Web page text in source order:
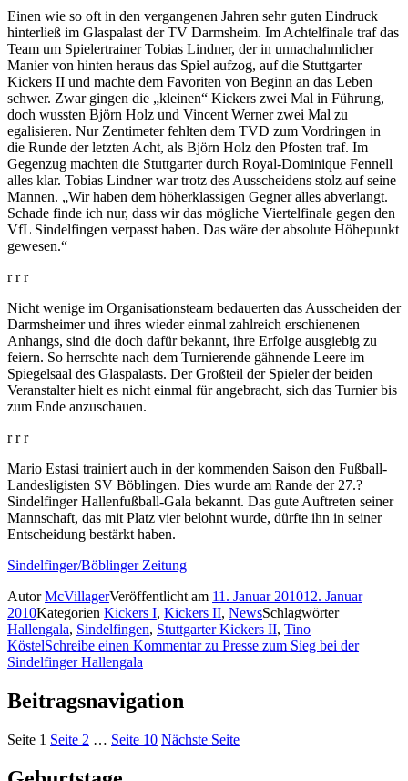
Einen wie so oft in den vergangenen Jahren sehr guten Eindruck
hinterließ im Glaspalast der TV Darmsheim. Im Achtelfinale traf das
Team um Spielertrainer Tobias Lindner, der in unnachahmlicher
Manier von hinten heraus das Spiel aufzog, auf die Stuttgarter
Kickers II und machte dem Favoriten von Beginn an das Leben
schwer. Zwar gingen die „kleinen“ Kickers zwei Mal in Führung,
doch wussten Björn Holz und Vincent Werner zwei Mal zu
egalisieren. Nur Zentimeter fehlten dem TVD zum Vordringen in
die Runde der letzten Acht, als Björn Holz den Pfosten traf. Im
Gegenzug machten die Stuttgarter durch Royal-Dominique Fennell
alles klar. Tobias Lindner war trotz des Ausscheidens stolz auf seine
Mannen. „Wir haben dem höherklassigen Gegner alles abverlangt.
Schade finde ich nur, dass wir das mögliche Viertelfinale gegen den
VfL Sindelfingen verpasst haben. Das wäre der absolute Höhepunkt
gewesen.“
r r r
Nicht wenige im Organisationsteam bedauerten das Ausscheiden der
Darmsheimer und ihres wieder einmal zahlreich erschienenen
Anhangs, sind die doch dafür bekannt, ihre Erfolge ausgiebig zu
feiern. So herrschte nach dem Turnierende gähnende Leere im
Spiegelsaal des Glaspalasts. Der Großteil der Spieler der beiden
Veranstalter hielt es nicht einmal für angebracht, sich das Turnier bis
zum Ende anzuschauen.
r r r
Mario Estasi trainiert auch in der kommenden Saison den Fußball-
Landesligisten SV Böblingen. Dies wurde am Rande der 27.?
Sindelfinger Hallenfußball-Gala bekannt. Das gute Auftreten seiner
Mannschaft, das mit Platz vier belohnt wurde, dürfte ihn in seiner
Entscheidung bestärkt haben.
Sindelfinger/Böblinger Zeitung
AutorMcVillagerVeröffentlicht am 11. Januar 201012. Januar
2010Kategorien Kickers I, Kickers II, NewsSchlagwörter
Hallengala, Sindelfingen, Stuttgarter Kickers II, Tino
KöstelSchreibe einen Kommentarzu Presse zum Sieg bei der
Sindelfinger Hallengala
Beitragsnavigation
Seite 1 Seite 2 … Seite 10 Nächste Seite